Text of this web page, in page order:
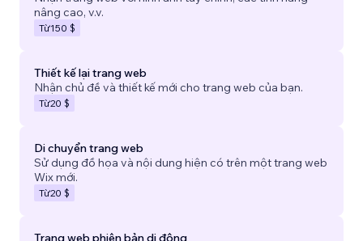
nâng cao, v.v.
Từ150 $
Thiết kế lại trang web
Nhận chủ đề và thiết kế mới cho trang web của bạn.
Từ20 $
Di chuyển trang web
Sử dụng đồ họa và nội dung hiện có trên một trang web
Wix mới.
Từ20 $
Trang web phiên bản di động